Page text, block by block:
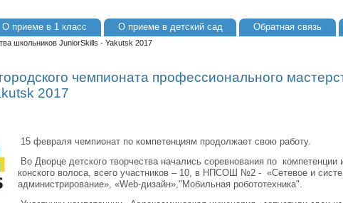
О приеме в 1 класс О приеме в детский сад Обратная связь
школьников JuniorSkills - Yakutsk 2017
чемпионата профессионального
2017
15 февраля чемпионат по компетенциям продолжает свою работу.
Во Дворце детского творчества начались соревнования по компетенции
конского волоса, всего участников – 10, в НПСОШ №2 - «Сетевое и
администрирование», «Web-дизайн»,"Мобильная робототехника".